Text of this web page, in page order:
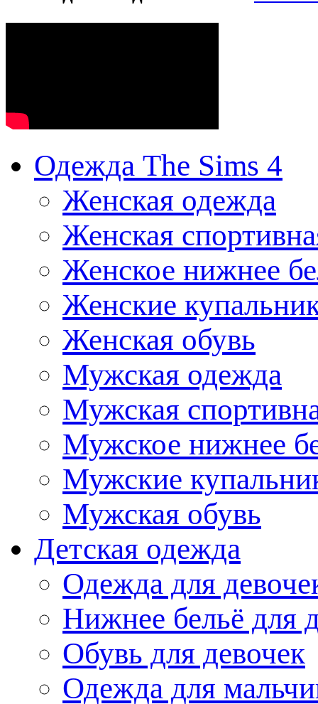
Одежда The Sims 4
Женская одежда
Женская
Женское нижнее
Женские
Женская обувь
Мужская одежда
Мужская
Мужское нижнее
Мужские
Мужская обувь
Детская одежда
Одежда для
Нижнее бельё для
Обувь для девочек
Одежда для